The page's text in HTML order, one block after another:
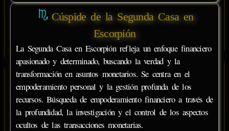
Cúspide de la Segunda Casa en
Escorpión
La Segunda Casa en Escorpión refleja un enfoque financiero
apasionado y determinado, buscando la verdad y la
transformación en asuntos monetarios. Se centra en el
empoderamiento personal y la gestión profunda de los
recursos. Búsqueda de empoderamiento financiero a través de
la profundidad, la investigación y el control de los aspectos
ocultos de las transacciones monetarias.